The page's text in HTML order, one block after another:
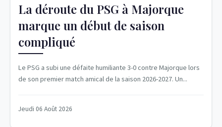
La déroute du PSG à Majorque
marque un début de saison
compliqué
Le PSG a subi une défaite humiliante 3-0 contre Majorque lors
de son premier match amical de la saison 2026-2027. Un...
Jeudi 06 Août 2026